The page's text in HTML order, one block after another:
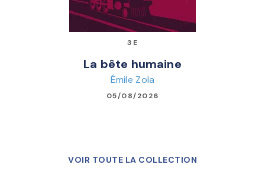
3E
La bête humaine
Émile Zola
05/08/2026
VOIR TOUTE LA COLLECTION